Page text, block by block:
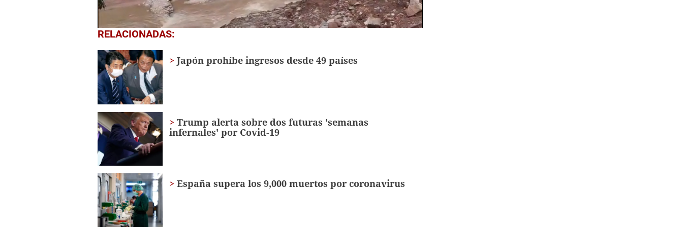
0
seconds
3
minutes,
27
seconds
Volume
0%
RELACIONADAS:
Japón prohíbe ingresos desde 49 países
Trump alerta sobre dos futuras 'semanas
infernales' por Covid-19
España supera los 9,000 muertos por coronavirus